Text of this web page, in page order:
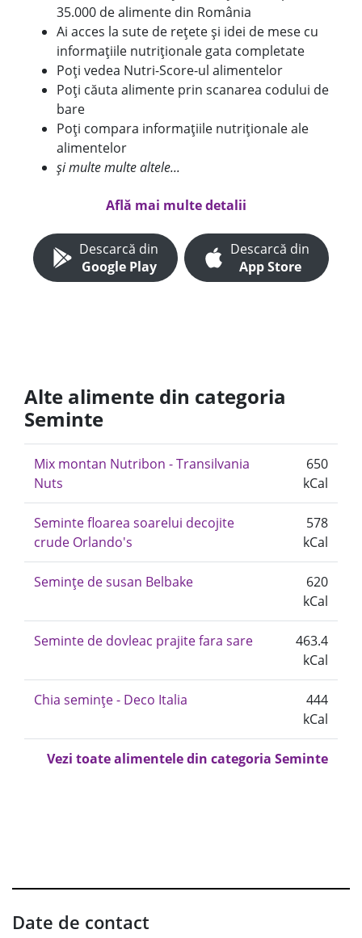
35.000 de alimente din România
Ai acces la sute de rețete și idei de mese cu
informațiile nutriționale gata completate
Poți vedea Nutri-Score-ul alimentelor
Poți căuta alimente prin scanarea codului de
bare
Poți compara informațiile nutriționale ale
alimentelor
și multe multe altele...
Află mai multe detalii
Descarcă din
Google Play
Descarcă din
App Store
Alte alimente din categoria
Seminte
Mix montan Nutribon - Transilvania
Nuts
650
kCal
Seminte floarea soarelui decojite
crude Orlando's
578
kCal
Semințe de susan Belbake
620
kCal
Seminte de dovleac prajite fara sare
463.4
kCal
Chia semințe - Deco Italia
444
kCal
Vezi toate alimentele din categoria Seminte
Date de contact